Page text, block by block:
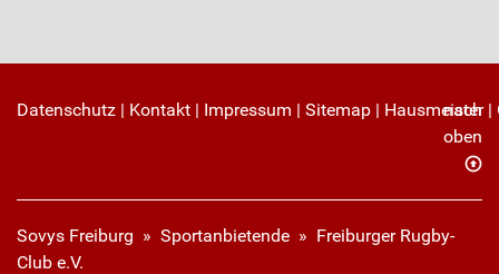
Datenschutz | Kontakt | Impressum | Sitemap | Hausmeister|
nach
oben
Sovys Freiburg » Sportanbietende » Freiburger Rugby-
Club e.V.